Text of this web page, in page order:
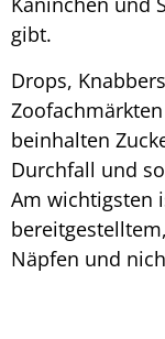
gibt.
Drops,
beinhalten
Durchfall und
Am wichtigsten
Näpfen und